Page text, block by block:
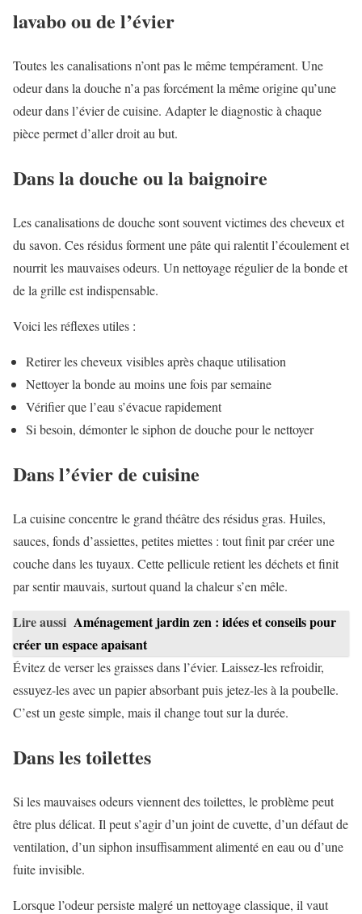
lavabo ou de l’évier
Toutes les canalisations n’ont pas le même tempérament. Une
odeur dans la douche n’a pas forcément la même origine qu’une
odeur dans l’évier de cuisine. Adapter le diagnostic à chaque
pièce permet d’aller droit au but.
Dans la douche ou la baignoire
Les canalisations de douche sont souvent victimes des cheveux et
du savon. Ces résidus forment une pâte qui ralentit l’écoulement et
nourrit les mauvaises odeurs. Un nettoyage régulier de la bonde et
de la grille est indispensable.
Voici les réflexes utiles :
Retirer les cheveux visibles après chaque utilisation
Nettoyer la bonde au moins une fois par semaine
Vérifier que l’eau s’évacue rapidement
Si besoin, démonter le siphon de douche pour le nettoyer
Dans l’évier de cuisine
La cuisine concentre le grand théâtre des résidus gras. Huiles,
sauces, fonds d’assiettes, petites miettes : tout finit par créer une
couche dans les tuyaux. Cette pellicule retient les déchets et finit
par sentir mauvais, surtout quand la chaleur s’en mêle.
Lire aussi Aménagement jardin zen : idées et conseils pour
créer un espace apaisant
Évitez de verser les graisses dans l’évier. Laissez-les refroidir,
essuyez-les avec un papier absorbant puis jetez-les à la poubelle.
C’est un geste simple, mais il change tout sur la durée.
Dans les toilettes
Si les mauvaises odeurs viennent des toilettes, le problème peut
être plus délicat. Il peut s’agir d’un joint de cuvette, d’un défaut de
ventilation, d’un siphon insuffisamment alimenté en eau ou d’une
fuite invisible.
Lorsque l’odeur persiste malgré un nettoyage classique, il vaut